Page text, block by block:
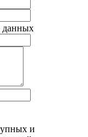
данных
и